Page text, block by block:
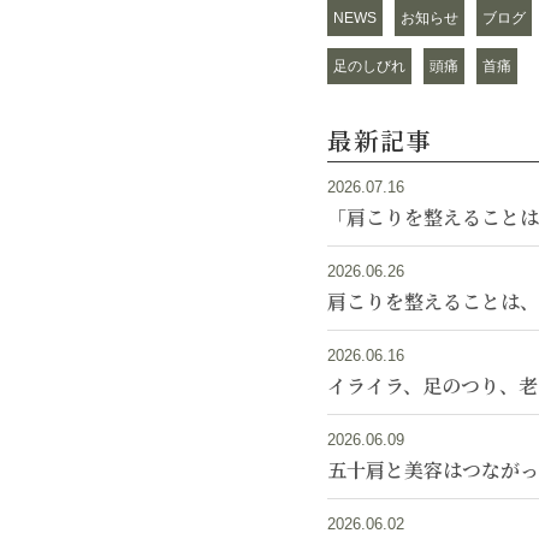
NEWS お知らせ ブログ
足のしびれ 頭痛 首痛
最新記事
2026.07.16
「肩こりを整えること
2026.06.26
肩こりを整えることは
2026.06.16
イライラ、足のつり、
2026.06.09
五十肩と美容はつなが
2026.06.02